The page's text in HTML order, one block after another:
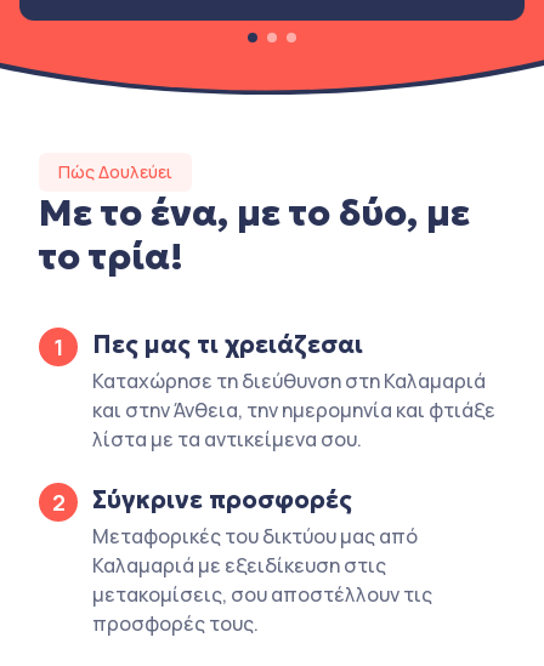
Πώς Δουλεύει
Με το ένα, με το δύο, με
το τρία!
1 Πες μας τι χρειάζεσαι
Καταχώρησε τη διεύθυνση στη Καλαμαριά
και στην Άνθεια, την ημερομηνία και φτιάξε
λίστα με τα αντικείμενα σου.
2 Σύγκρινε προσφορές
Μεταφορικές του δικτύου μας από
Καλαμαριά με εξειδίκευση στις
μετακομίσεις, σου αποστέλλουν τις
προσφορές τους.